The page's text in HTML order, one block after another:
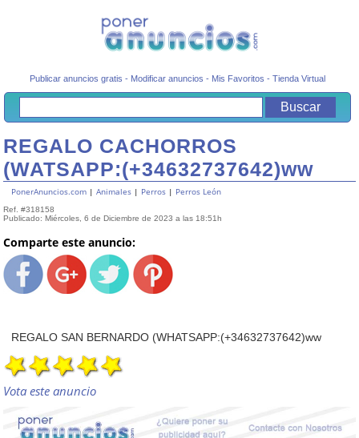
Publicar anuncios gratis - Modificar anuncios - Mis Favoritos -Tienda Virtual
REGALO CACHORROS
(WATSAPP:(+34632737642)ww
PonerAnuncios.com |Animales | Perros | Perros León
Ref. #318158
Publicado: Miércoles, 6 de Diciembre de 2023 a las 18:51h
Comparte este anuncio:
REGALO SAN BERNARDO (WHATSAPP:(+34632737642)ww
Vota este anuncio